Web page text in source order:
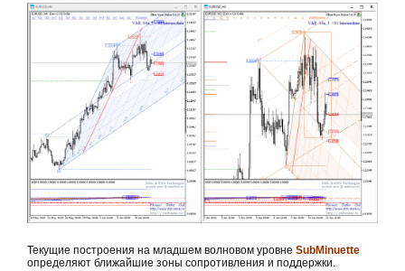
Текущие построения на младшем волновом уровне SubMinuette
определяют ближайшие зоны сопротивления и поддержки.